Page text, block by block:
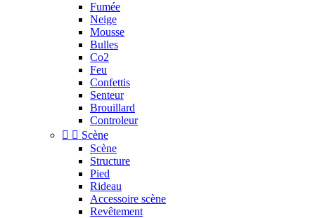
Fumée
Neige
Mousse
Bulles
Co2
Feu
Confettis
Senteur
Brouillard
Controleur
  Scène
Scène
Structure
Pied
Rideau
Accessoire scène
Revêtement